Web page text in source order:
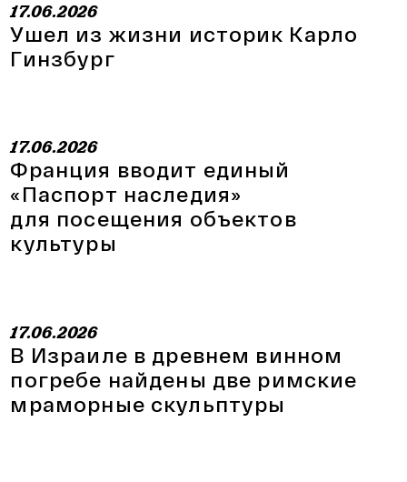
17.06.2026
Ушел из жизни историк Карло
Гинзбург
17.06.2026
Франция вводит единый
«Паспорт наследия»
для посещения объектов
культуры
17.06.2026
В Израиле в древнем винном
погребе найдены две римские
мраморные скульптуры